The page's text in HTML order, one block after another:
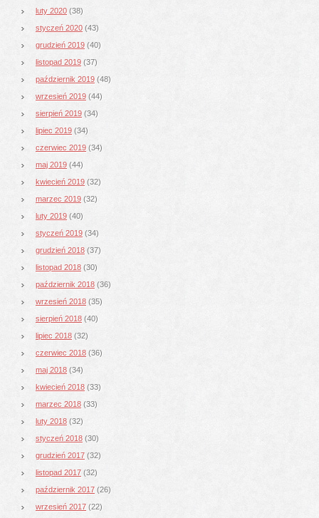
luty 2020 (38)
styczeń 2020 (43)
grudzień 2019 (40)
listopad 2019 (37)
październik 2019 (48)
wrzesień 2019 (44)
sierpień 2019 (34)
lipiec 2019 (34)
czerwiec 2019 (34)
maj 2019 (44)
kwiecień 2019 (32)
marzec 2019 (32)
luty 2019 (40)
styczeń 2019 (34)
grudzień 2018 (37)
listopad 2018 (30)
październik 2018 (36)
wrzesień 2018 (35)
sierpień 2018 (40)
lipiec 2018 (32)
czerwiec 2018 (36)
maj 2018 (34)
kwiecień 2018 (33)
marzec 2018 (33)
luty 2018 (32)
styczeń 2018 (30)
grudzień 2017 (32)
listopad 2017 (32)
październik 2017 (26)
wrzesień 2017 (22)